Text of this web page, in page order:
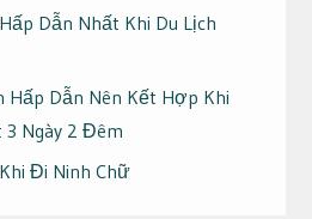
Dẫn Nhất Khi Du Lịch
Dẫn Nên Kết Hợp Khi
Ngày 2 Đêm
Đi Ninh Chữ